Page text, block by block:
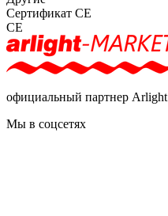
Сертификат CE
CE
официальный партнер Arlight
Мы в соцсетях